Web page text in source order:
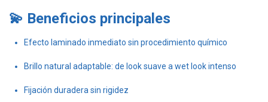
💫 Beneficios principales
Efecto laminado inmediato sin procedimiento químico
Brillo natural adaptable: de look suave a wet look intenso
Fijación duradera sin rigidez